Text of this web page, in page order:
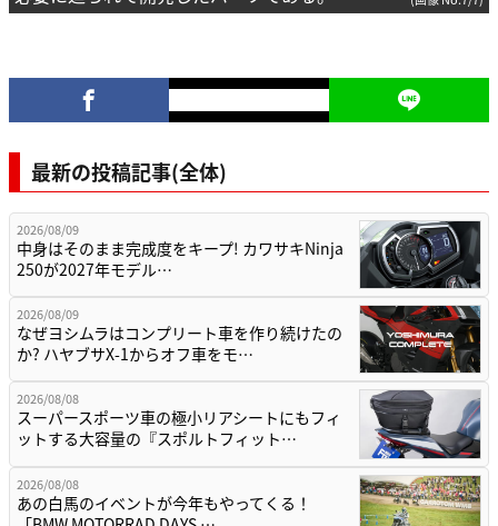
最新の投稿記事(全体)
2026/08/09
中身はそのまま完成度をキープ! カワサキNinja
250が2027年モデル…
2026/08/09
なぜヨシムラはコンプリート車を作り続けたの
か? ハヤブサX-1からオフ車をモ…
2026/08/08
スーパースポーツ車の極小リアシートにもフィ
ットする大容量の『スポルトフィット…
2026/08/08
あの白馬のイベントが今年もやってくる！